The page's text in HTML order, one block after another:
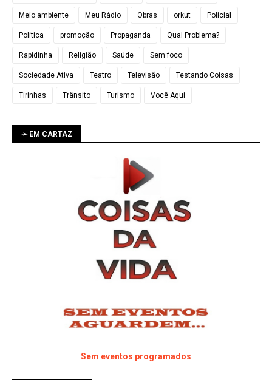
Meio ambiente Meu Rádio Obras orkut Policial
Política promoção Propaganda Qual Problema?
Rapidinha Religião Saúde Sem foco
Sociedade Ativa Teatro Televisão Testando Coisas
Tirinhas Trânsito Turismo Você Aqui
➛ EM CARTAZ
Sem eventos programados